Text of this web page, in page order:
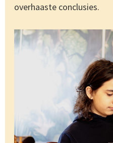
overhaaste conclusies.